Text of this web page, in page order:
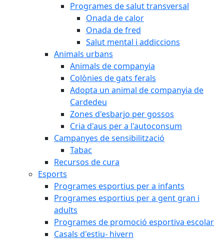
Programes de salut transversal
Onada de calor
Onada de fred
Salut mental i addiccions
Animals urbans
Animals de companyia
Colònies de gats ferals
Adopta un animal de companyia de
Cardedeu
Zones d'esbarjo per gossos
Cria d'aus per a l'autoconsum
Campanyes de sensibilització
Tabac
Recursos de cura
Esports
Programes esportius per a infants
Programes esportius per a gent gran i
adults
Programes de promoció esportiva escolar
Casals d'estiu- hivern